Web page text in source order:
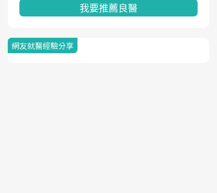
我要推薦良醫
網友就醫經驗分享